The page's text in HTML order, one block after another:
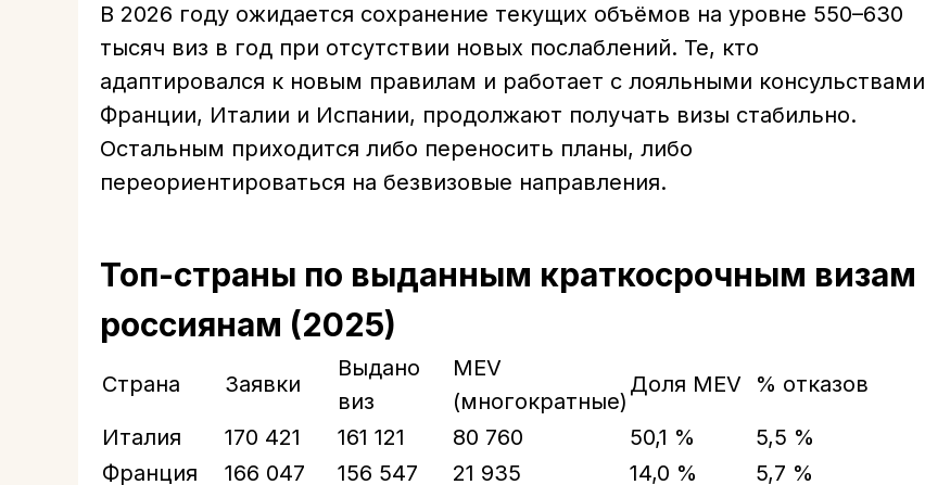
В 2026 году ожидается сохранение текущих объёмов на уровне 550–630
тысяч виз в год при отсутствии новых послаблений. Те, кто
адаптировался к новым правилам и работает с лояльными консульствами
Франции, Италии и Испании, продолжают получать визы стабильно.
Остальным приходится либо переносить планы, либо
переориентироваться на безвизовые направления.
Топ-страны по выданным краткосрочным визам
россиянам (2025)
Страна Заявки
Выдано
виз
MEV
(многократные)
Доля MEV % отказов
Италия 170 421 161 121 80 760 50,1 %
5,5 %
Франция
166 047 156 547 21 935 14,0 %
5,7 %